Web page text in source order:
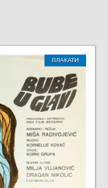
ПЛАКАТИ